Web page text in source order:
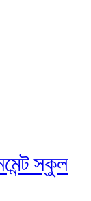
স্কুল